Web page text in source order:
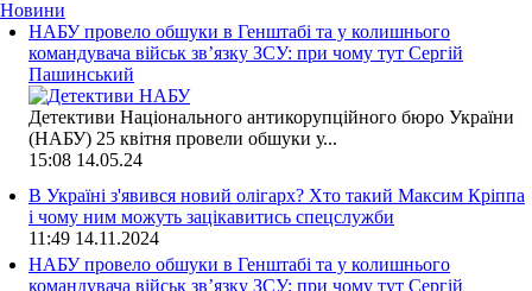
Новини
НАБУ провело обшуки в Генштабі та у колишнього
командувача військ зв’язку ЗСУ: при чому тут Сергій
Пашинський
Детективи Національного антикорупційного бюро України
(НАБУ) 25 квітня провели обшуки у...
15:08 14.05.24
В Україні з'явився новий олігарх? Хто такий Максим Кріппа
і чому ним можуть зацікавитись спецслужби
11:49 14.11.2024
НАБУ провело обшуки в Генштабі та у колишнього
командувача військ зв’язку ЗСУ: при чому тут Сергій